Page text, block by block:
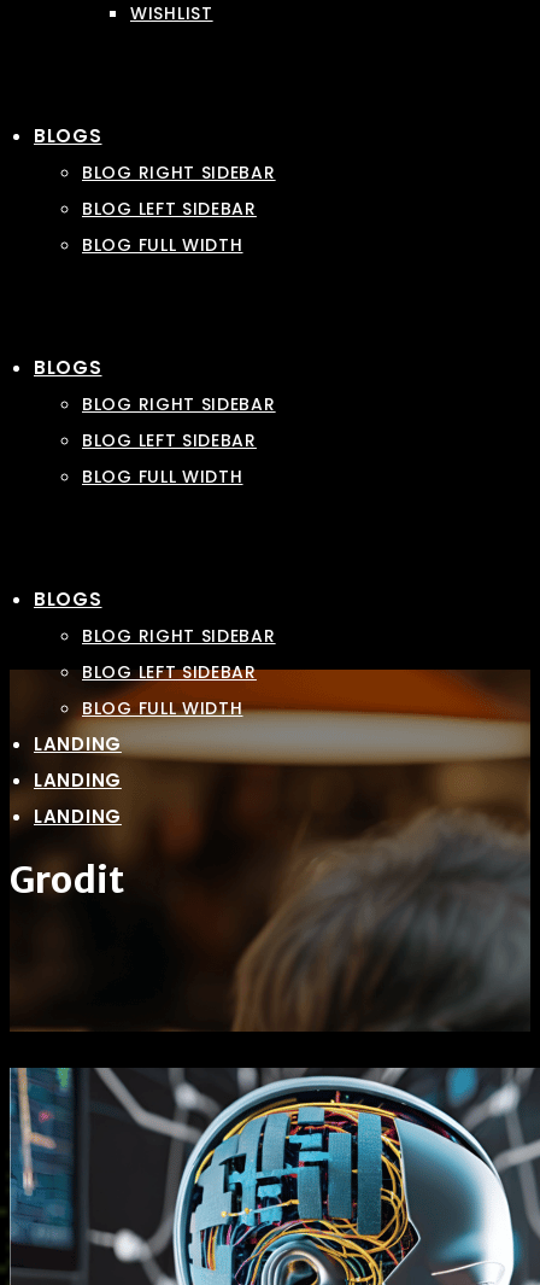
WISHLIST
BLOGS
BLOG RIGHT SIDEBAR
BLOG LEFT SIDEBAR
BLOG FULL WIDTH
BLOGS
BLOG RIGHT SIDEBAR
BLOG LEFT SIDEBAR
BLOG FULL WIDTH
BLOGS
BLOG RIGHT SIDEBAR
BLOG LEFT SIDEBAR
BLOG FULL WIDTH
LANDING
LANDING
LANDING
Grodit